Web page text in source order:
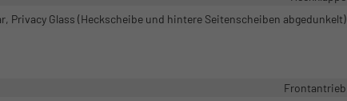
Privacy Glass (Heckscheibe und hintere Seitenscheiben abgedunkelt)
Frontantrieb